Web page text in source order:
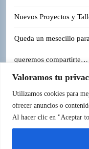
Valoramos tu
Utilizamos cookies para
ofrecer anuncios o
Al hacer clic en "Aceptar
Nuevos Proyectos y
Queda un mesecillo
queremos compartirte…
Roques de Anaga.